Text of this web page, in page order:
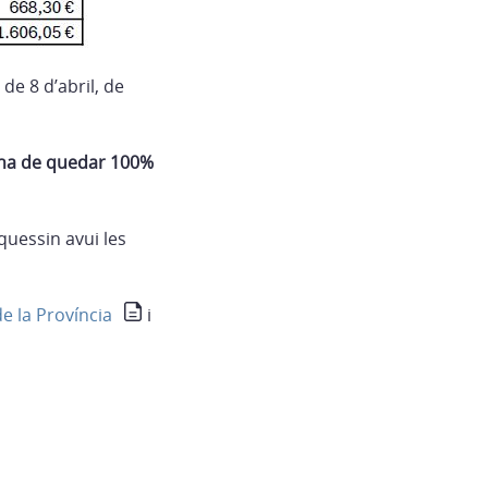
8 d’abril, de
de quedar 100%
avui les
la Província i